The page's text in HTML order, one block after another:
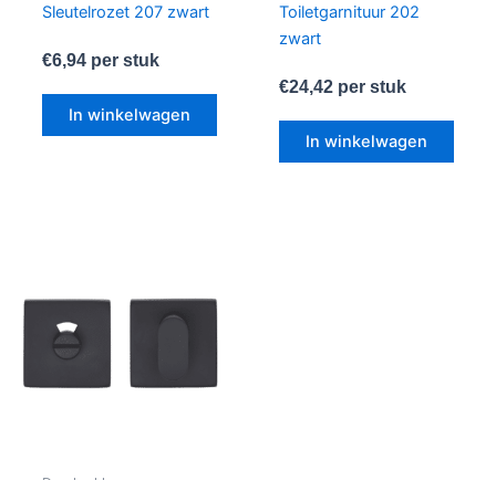
Sleutelrozet 207 zwart
€6,94per stuk
In winkelwagen
Toiletgarnituur 202
zwart
€24,42per stuk
In winkelwagen